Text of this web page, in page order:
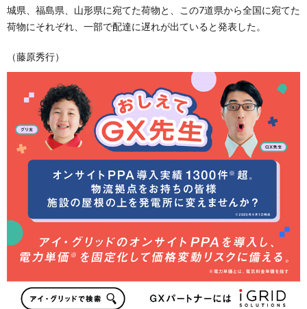
城県、福島県、山形県に宛てた荷物と、この7道県から全国に宛てた
荷物にそれぞれ、一部で配達に遅れが出ていると発表した。
（藤原秀行）